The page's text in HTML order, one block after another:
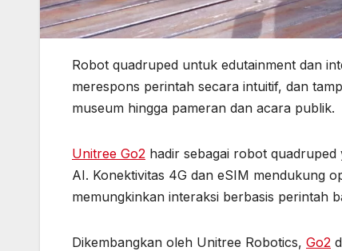
Robot quadruped untuk edutainment dan
merespons perintah secara intuitif, dan
museum hingga pameran dan acara publik.
Unitree Go2 hadir sebagai robot
AI. Konektivitas 4G dan eSIM mendukung
memungkinkan interaksi berbasis perintah
Dikembangkan oleh Unitree Robotics, Go2